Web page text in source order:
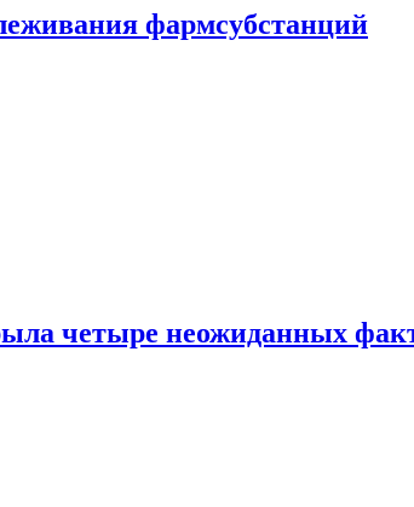
фармсубстанций
четыре неожиданных